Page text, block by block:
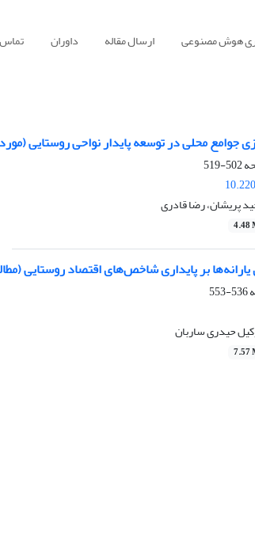
هوش مصنوعی ارسال مقاله داوران تماس
جوامع محلی در توسعه پایدار نواحی روستایی
502-519
پریشان، رضا قادری
4.48
یارانه‌ها بر پایداری شاخص‌های اقتصاد روستایی
536-553
حیدری ساربان
7.57